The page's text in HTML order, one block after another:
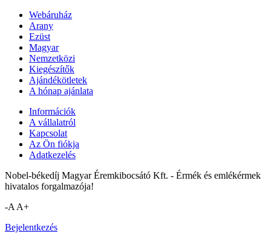
Webáruház
Arany
Ezüst
Magyar
Nemzetközi
Kiegészítők
Ajándékötletek
A hónap ajánlata
Információk
A vállalatról
Kapcsolat
Az Ön fiókja
Adatkezelés
Nobel-békedíj Magyar Éremkibocsátó Kft. - Érmék és emlékérmek
hivatalos forgalmazója!
-A A+
Bejelentkezés